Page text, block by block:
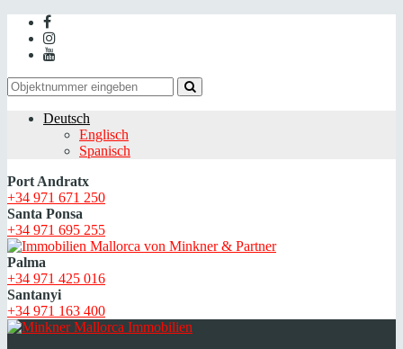
Deutsch
Englisch
Spanisch
Port Andratx
+34 971 671 250
Santa Ponsa
+34 971 695 255
Palma
+34 971 425 016
Santanyi
+34 971 163 400